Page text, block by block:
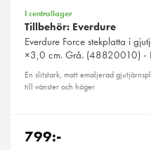
I centrallager
Tillbehör: Everdure
Everdure Force stekplatta i
×3,0 cm. Grå. (48820010) -
En slitstark, matt emaljerad
till vänster och höger
799:-